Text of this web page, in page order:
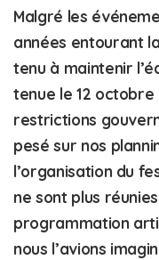
Malgré les
années entourant
tenu à maintenir
tenue le 12 octobre
restrictions
pesé sur nos
l’organisation du
ne sont plus
programmation
nous l’avions